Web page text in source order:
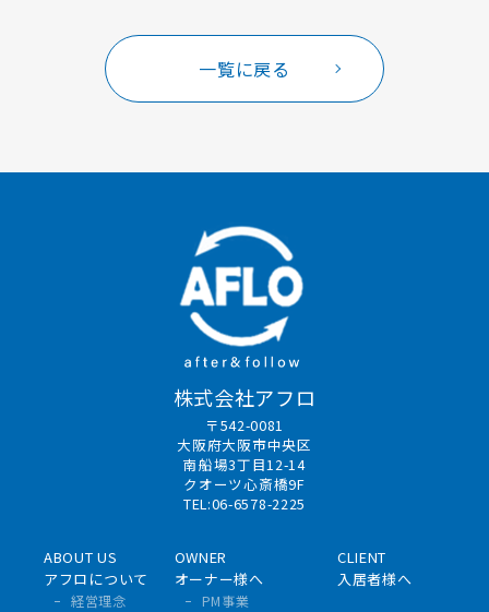
一覧に戻る
株式会社アフロ
〒542-0081
大阪府大阪市中央区
南船場3丁目12-14
クオーツ心斎橋9F
TEL:06-6578-2225
ABOUT US
アフロについて
経営理念
OWNER
オーナー様へ
PM事業
CLIENT
入居者様へ